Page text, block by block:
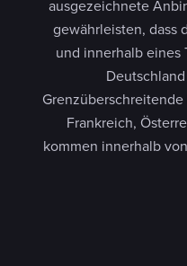
ausgezeichnete
gewährleisten, dass
und innerhalb eines
Frankreich,
kommen innerhalb